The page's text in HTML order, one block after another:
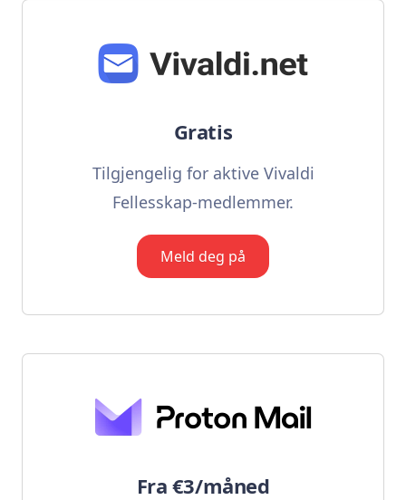
Gratis
Tilgjengelig for aktive Vivaldi
Fellesskap-medlemmer.
Meld deg på
Fra €3/måned